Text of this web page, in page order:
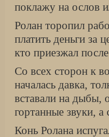
поклажу на ослов
Ролан торопил
платить деньги за
кто приезжал
Со всех сторон к
началась давка,
вставали на дыбы,
гортанные звуки, а
Конь Ролана